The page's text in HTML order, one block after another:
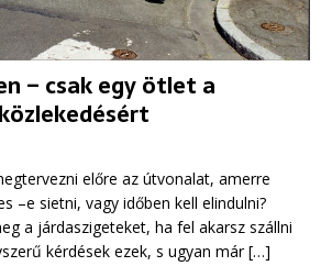
– csak egy ötlet a
előre az útvonalat, amerre
–e sietni, vagy időben kell elindulni?
a járdaszigeteket, ha fel akarsz szállni
kérdések ezek, s ugyan már[…]